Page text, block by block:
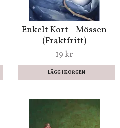
Enkelt Kort - Mössen
(Fraktfritt)
19 kr